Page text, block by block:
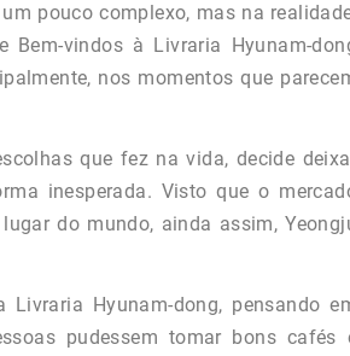
pouco complexo, mas na
vindos à Livraria Hyunam-
nos momentos que
que fez na vida, decide
inesperada. Visto que o
do mundo, ainda assim,
Hyunam-dong, pensando
pudessem tomar bons cafés